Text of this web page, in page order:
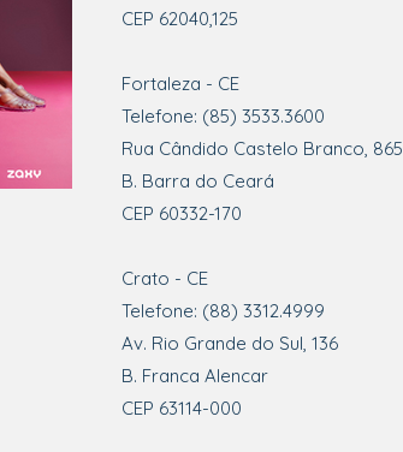
CEP 62040,125
Fortaleza - CE
Telefone: (85) 3533.3600
Rua Cândido Castelo Branco, 865
B. Barra do Ceará
CEP 60332-170
Crato - CE
Telefone: (88) 3312.4999
Av. Rio Grande do Sul, 136
B. Franca Alencar
CEP 63114-000